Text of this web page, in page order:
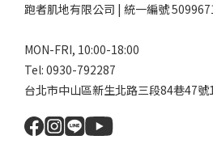
跑者肌地有限公司 | 統一編號
MON-FRI, 10:00-18:00
Tel: 0930-792287
台北市中山區新生北路三段84巷47號